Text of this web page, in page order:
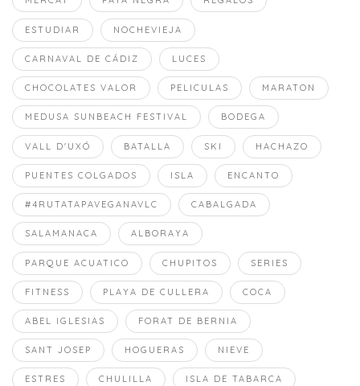
ESTUDIAR NOCHEVIEJA
CARNAVAL DE CÁDIZ LUCES
CHOCOLATES VALOR PELICULAS MARATON
MEDUSA SUNBEACH FESTIVAL BODEGA
VALL D'UXÓ BATALLA SKI HACHAZO
PUENTES COLGADOS ISLA ENCANTO
#4RUTATAPAVEGANAVLC CABALGADA
SALAMANACA ALBORAYA
PARQUE ACUATICO CHUPITOS SERIES
FITNESS PLAYA DE CULLERA COCA
ABEL IGLESIAS FORAT DE BERNIA
SANT JOSEP HOGUERAS NIEVE
ESTRES CHULILLA ISLA DE TABARCA